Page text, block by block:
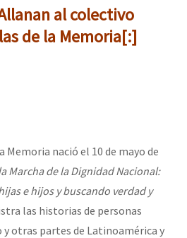
al colectivo
de la Memoria[:]
Memoria nació el 10 de mayo de
Marcha de la Dignidad Nacional:
e hijos y buscando verdad y
las historias de personas
y otras partes de Latinoamérica y